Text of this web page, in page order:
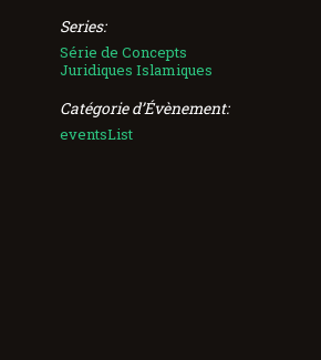
Series:
Série de Concepts
Juridiques Islamiques
Catégorie d’Évènement:
eventsList